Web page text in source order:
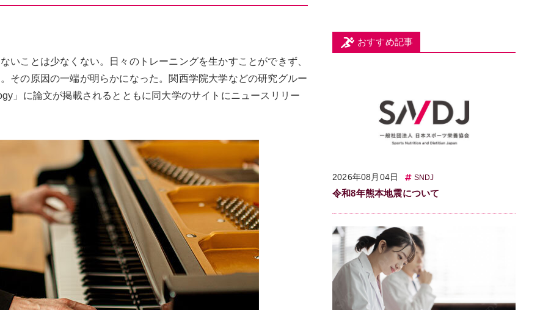
いことは少なくない。日々のトレーニングを生かすことができず、
その原因の一端が明らかになった。関西学院大学などの研究グルー
」に論文が掲載されるとともに同大学のサイトにニュースリリー
おすすめ記事
2026年08月04日 SNDJ
令和8年熊本地震について